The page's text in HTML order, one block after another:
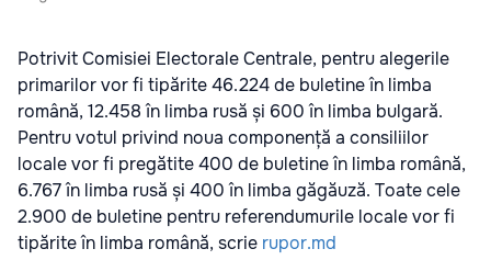
Potrivit Comisiei Electorale Centrale, pentru alegerile
primarilor vor fi tipărite 46.224 de buletine în limba
română, 12.458 în limba rusă și 600 în limba bulgară.
Pentru votul privind noua componență a consiliilor
locale vor fi pregătite 400 de buletine în limba română,
6.767 în limba rusă și 400 în limba găgăuză. Toate cele
2.900 de buletine pentru referendumurile locale vor fi
tipărite în limba română, scrie rupor.md